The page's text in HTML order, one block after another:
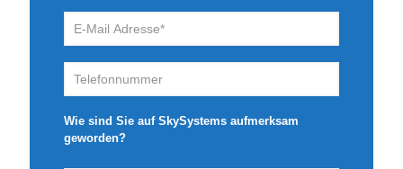
Wie sind Sie auf SkySystems aufmerksam
geworden?